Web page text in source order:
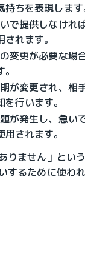
ちを表現します
で提供しなけれ
れます。
変更が必要な場
が変更され、相
行います。
が発生し、急い
されます。
りません」とい
るために使われ